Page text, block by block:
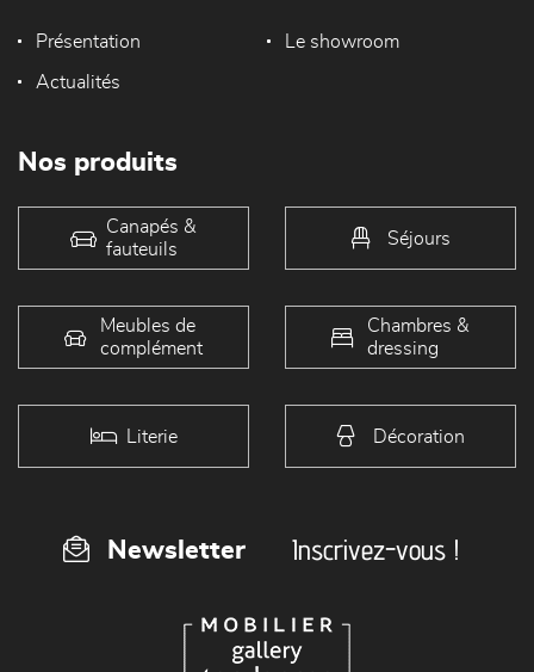
Présentation Le showroom
Actualités
Nos produits
Canapés &
fauteuils
Séjours
Meubles de
complément
Chambres &
dressing
Literie Décoration
Newsletter Inscrivez-vous !